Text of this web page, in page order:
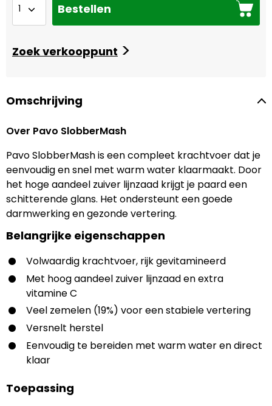
Bestellen
Zoek verkooppunt >
Omschrijving
Over Pavo SlobberMash
Pavo SlobberMash is een compleet krachtvoer dat je
eenvoudig en snel met warm water klaarmaakt. Door
het hoge aandeel zuiver lijnzaad krijgt je paard een
schitterende glans. Het ondersteunt een goede
darmwerking en gezonde vertering.
Belangrijke eigenschappen
Volwaardig krachtvoer, rijk gevitamineerd
Met hoog aandeel zuiver lijnzaad en extra
vitamine C
Veel zemelen (19%) voor een stabiele vertering
Versnelt herstel
Eenvoudig te bereiden met warm water en direct
klaar
Toepassing